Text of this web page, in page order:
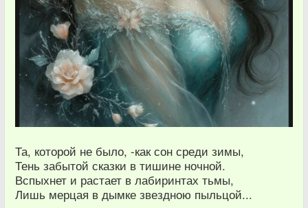
Та, которой не было, -как сон среди зимы,
Тень забытой сказки в тишине ночной.
Вспыхнет и растает в лабиринтах тьмы,
Лишь мерцая в дымке звездною пыльцой...